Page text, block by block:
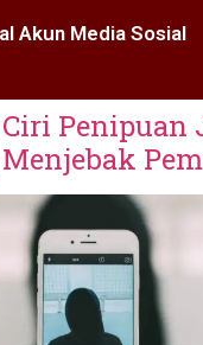
Akun Media Sosial
Ciri Penipuan